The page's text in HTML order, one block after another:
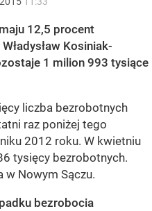
12,5 procent
Kosiniak-
1 milion 993 tysiące
liczba bezrobotnych
raz poniżej tego
2012 roku. W kwietniu
tysięcy bezrobotnych.
w Nowym Sączu.
bezrobocia